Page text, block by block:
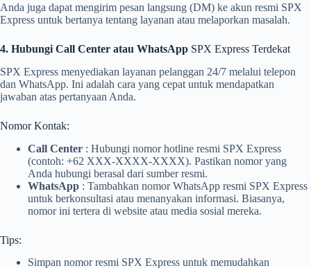
Anda juga dapat mengirim pesan langsung (DM) ke akun resmi SPX
Express untuk bertanya tentang layanan atau melaporkan masalah.
4. Hubungi Call Center atau WhatsApp SPX Express Terdekat
SPX Express menyediakan layanan pelanggan 24/7 melalui telepon
dan WhatsApp. Ini adalah cara yang cepat untuk mendapatkan
jawaban atas pertanyaan Anda.
Nomor Kontak:
Call Center : Hubungi nomor hotline resmi SPX Express
(contoh: +62 XXX-XXXX-XXXX). Pastikan nomor yang
Anda hubungi berasal dari sumber resmi.
WhatsApp : Tambahkan nomor WhatsApp resmi SPX Express
untuk berkonsultasi atau menanyakan informasi. Biasanya,
nomor ini tertera di website atau media sosial mereka.
Tips:
Simpan nomor resmi SPX Express untuk memudahkan